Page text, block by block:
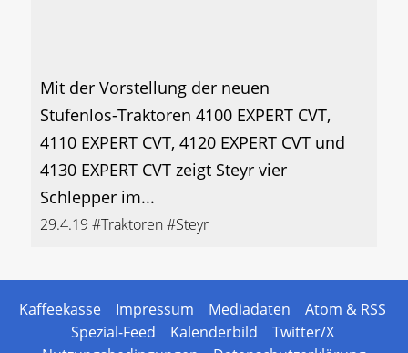
Mit der Vorstellung der neuen
Stufenlos-Traktoren 4100 EXPERT CVT,
4110 EXPERT CVT, 4120 EXPERT CVT und
4130 EXPERT CVT zeigt Steyr vier
Schlepper im...
29.4.19 #Traktoren#Steyr
Kaffeekasse Impressum Mediadaten
Atom & RSS
Spezial-Feed
Kalenderbild
Twitter/X